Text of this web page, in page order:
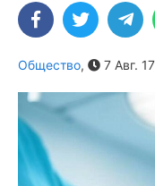
Общество, 7 Авг.